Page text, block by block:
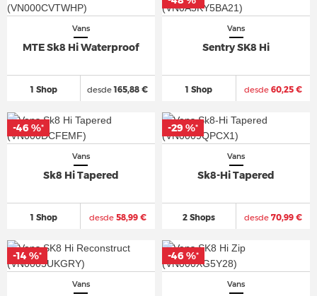
Vans
MTE Sk8 Hi Waterproof
1 Shop desde165,88 €
Vans
Sentry SK8 Hi
1 Shop desde60,25 €
Vans
Sk8 Hi Tapered
1 Shop desde58,99 €
-46 %*
Vans
Sk8-Hi Tapered
2 Shops desde70,99 €
-29 %*
Vans
-14 %*
Vans
-46 %*